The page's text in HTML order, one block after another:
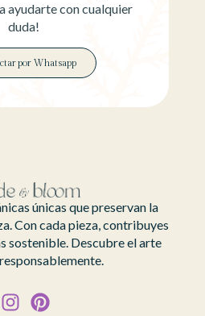
ayudarte con cualquier
duda!
por Whatsapp
únicas que preservan la
Con cada pieza, contribuyes
sostenible. Descubre el arte